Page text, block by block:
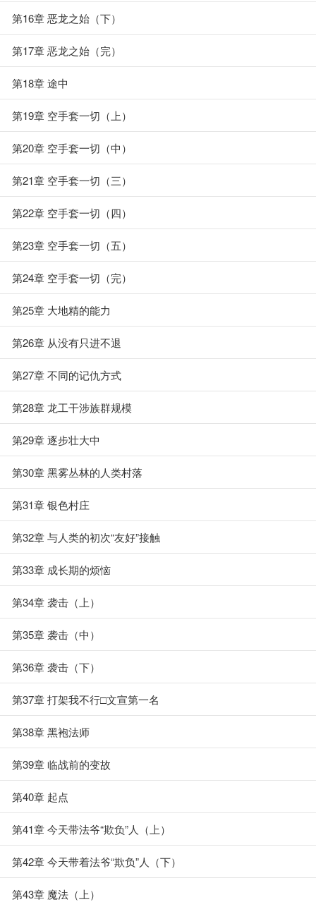
第16章 恶龙之始（下）
第17章 恶龙之始（完）
第18章 途中
第19章 空手套一切（上）
第20章 空手套一切（中）
第21章 空手套一切（三）
第22章 空手套一切（四）
第23章 空手套一切（五）
第24章 空手套一切（完）
第25章 大地精的能力
第26章 从没有只进不退
第27章 不同的记仇方式
第28章 龙工干涉族群规模
第29章 逐步壮大中
第30章 黑雾丛林的人类村落
第31章 银色村庄
第32章 与人类的初次“友好”接触
第33章 成长期的烦恼
第34章 袭击（上）
第35章 袭击（中）
第36章 袭击（下）
第37章 打架我不行□文宣第一名
第38章 黑袍法师
第39章 临战前的变故
第40章 起点
第41章 今天带法爷“欺负”人（上）
第42章 今天带着法爷“欺负”人（下）
第43章 魔法（上）